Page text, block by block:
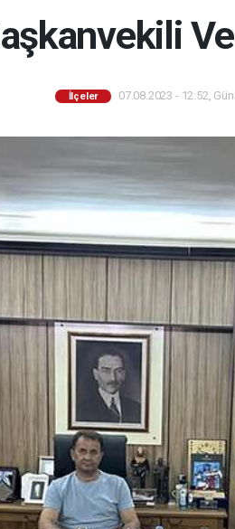
İlçeler 07.08.2023 - 12:52,